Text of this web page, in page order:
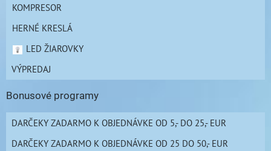
KOMPRESOR
HERNÉ KRESLÁ
LED ŽIAROVKY
VÝPREDAJ
Bonusové programy
DARČEKY ZADARMO K OBJEDNÁVKE OD 5,- DO 25,- EUR
DARČEKY ZADARMO K OBJEDNÁVKE OD 25 DO 50,- EUR